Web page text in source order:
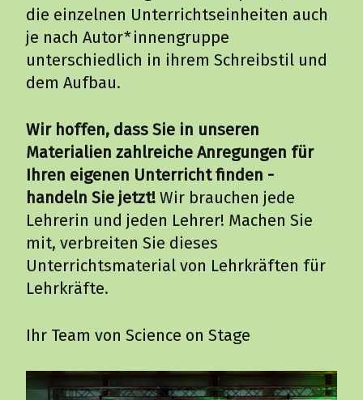
die einzelnen Unterrichtseinheiten auch
je nach Autor*innengruppe
unterschiedlich in ihrem Schreibstil und
dem Aufbau.
Wir hoffen, dass Sie in unseren
Materialien zahlreiche Anregungen für
Ihren eigenen Unterricht finden -
handeln Sie jetzt!Wir brauchen jede
Lehrerin und jeden Lehrer! Machen Sie
mit, verbreiten Sie dieses
Unterrichtsmaterial von Lehrkräften für
Lehrkräfte.
Ihr Team von Science on Stage